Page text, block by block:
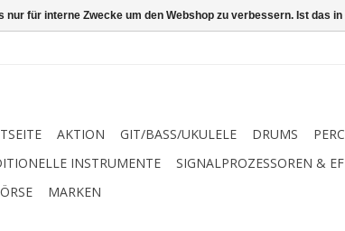
AKTION GIT/BASS/UKULELE DRUMS
INSTRUMENTE
SIGNALPROZESSOREN &
MARKEN
nur für interne Zwecke um den Webshop zu verbessern. Ist das in